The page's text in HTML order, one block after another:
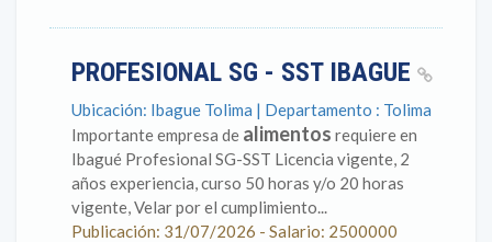
PROFESIONAL SG - SST IBAGUE
Ubicación: Ibague Tolima | Departamento : Tolima
Importante empresa de alimentos requiere en
Ibagué Profesional SG-SST Licencia vigente, 2
años experiencia, curso 50 horas y/o 20 horas
vigente, Velar por el cumplimiento...
Publicación: 31/07/2026 - Salario: 2500000